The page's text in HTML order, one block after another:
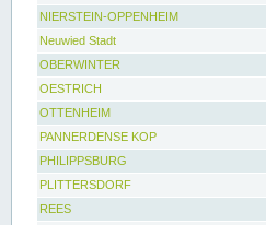
NIERSTEIN-OPPENHEIM
Neuwied Stadt
OBERWINTER
OESTRICH
OTTENHEIM
PANNERDENSE KOP
PHILIPPSBURG
PLITTERSDORF
REES